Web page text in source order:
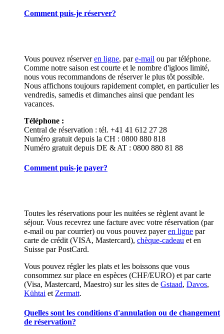
Comment puis-je réserver?
Vous pouvez réserveren ligne, pare-mail ou par téléphone.
Comme notre saison est courte et le nombre d'igloos limité,
nous vous recommandons de réserver le plus tôt possible.
Nous affichons toujours rapidement complet, en particulier les
vendredis, samedis et dimanches ainsi que pendant les
vacances.
Téléphone :
Central de réservation : tél. +41 41 612 27 28
Numéro gratuit depuis la CH : 0800 880 818
Numéro gratuit depuis DE & AT : 0800 880 81 88
Comment puis-je payer?
Toutes les réservations pour les nuitées se règlent avant le
séjour. Vous recevrez une facture avec votre réservation (par
e-mail ou par courrier) ou vous pouvez payeren ligne par
carte de crédit (VISA, Mastercard), chèque-cadeau et en
Suisse par PostCard.
Vous pouvez régler les plats et les boissons que vous
consommez sur place en espèces (CHF/EURO) et par carte
(Visa, Mastercard, Maestro) sur les sites de Gstaad, Davos,
Kühtai et Zermatt.
Quelles sont les conditions d'annulation ou de changement
de réservation?